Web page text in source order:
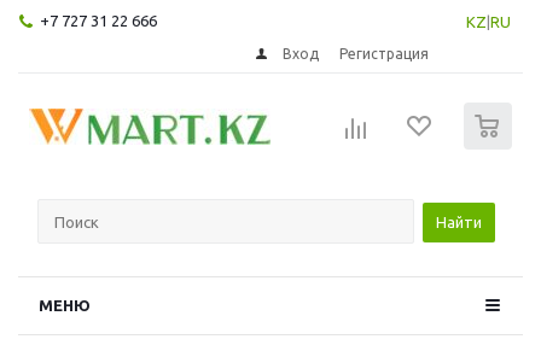
+7 727 31 22 666 KZ RU
Вход Регистрация
Найти
МЕНЮ